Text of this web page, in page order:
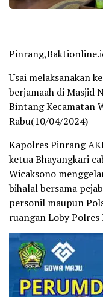
Usai melaksanakan
berjamaah di Masjid
Bintang Kecamatan
Rabu(10/04/2024)
Kapolres Pinrang
ketua Bhayangkari
Wicaksono
bihalal bersama
personil maupun
ruangan Loby Polres